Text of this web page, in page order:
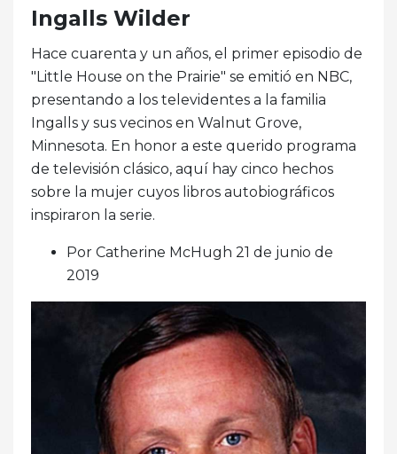
Ingalls Wilder
Hace cuarenta y un años, el primer episodio de
"Little House on the Prairie" se emitió en NBC,
presentando a los televidentes a la familia
Ingalls y sus vecinos en Walnut Grove,
Minnesota. En honor a este querido programa
de televisión clásico, aquí hay cinco hechos
sobre la mujer cuyos libros autobiográficos
inspiraron la serie.
Por Catherine McHugh 21 de junio de
2019